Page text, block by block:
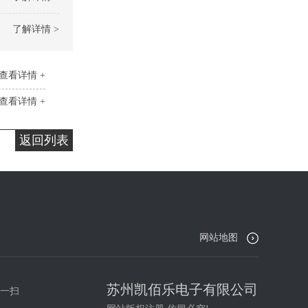
了解详情 >
看详情 +
看详情 +
返回列表
网站地图
扫 苏州凯佰乐电子有限公司